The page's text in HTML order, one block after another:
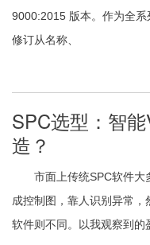
9000:2015 版本。作为全
修订从名称、
SPC选型：智
造？
市面上传统SPC软件大
成控制图，靠人识别异常
软件则不同。以我观察到